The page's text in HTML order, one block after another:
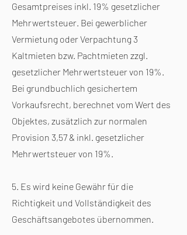
Gesamtpreises inkl. 19% gesetzlicher
Mehrwertsteuer. Bei gewerblicher
Vermietung oder Verpachtung 3
Kaltmieten bzw. Pachtmieten zzgl.
gesetzlicher Mehrwertsteuer von 19%.
Bei grundbuchlich gesichertem
Vorkaufsrecht, berechnet vom Wert des
Objektes, zusätzlich zur normalen
Provision 3,57 & inkl. gesetzlicher
Mehrwertsteuer von 19%.
5. Es wird keine Gewähr für die
Richtigkeit und Vollständigkeit des
Geschäftsangebotes übernommen.